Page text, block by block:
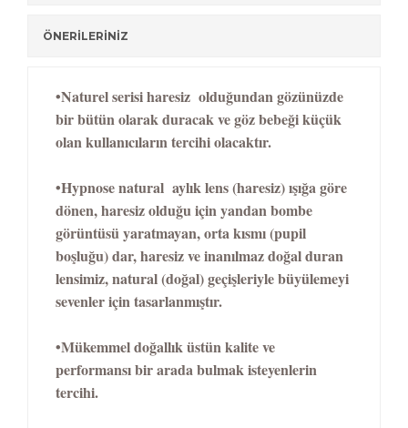
ÖNERİLERİNİZ
•Naturel serisi haresiz olduğundan gözünüzde
bir bütün olarak duracak ve göz bebeği küçük
olan kullanıcıların tercihi olacaktır.
•Hypnose natural aylık lens (haresiz) ışığa göre
dönen, haresiz olduğu için yandan bombe
görüntüsü yaratmayan, orta kısmı (pupil
boşluğu) dar, haresiz ve inanılmaz doğal duran
lensimiz, natural (doğal) geçişleriyle büyülemeyi
sevenler için tasarlanmıştır.
•Mükemmel doğallık üstün kalite ve
performansı bir arada bulmak isteyenlerin
tercihi.